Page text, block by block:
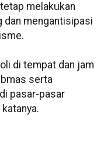
melakukan
mengantisipasi
di tempat dan jam
serta
pasar-pasar